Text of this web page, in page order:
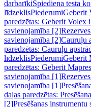
darbarīkiSpiediena testa
līdzeklisPiederumiGeberit
paredzētas: Geberit Volex
savienojamība [2]
savienojamība [2]Cauruļu
paredzētas: Cauruļu
līdzeklisPiederumiGeberit
paredzētas: Geberit
savienojamība [1]
savienojamība [1]
daļas paredzētas:
[2]Presēšanas